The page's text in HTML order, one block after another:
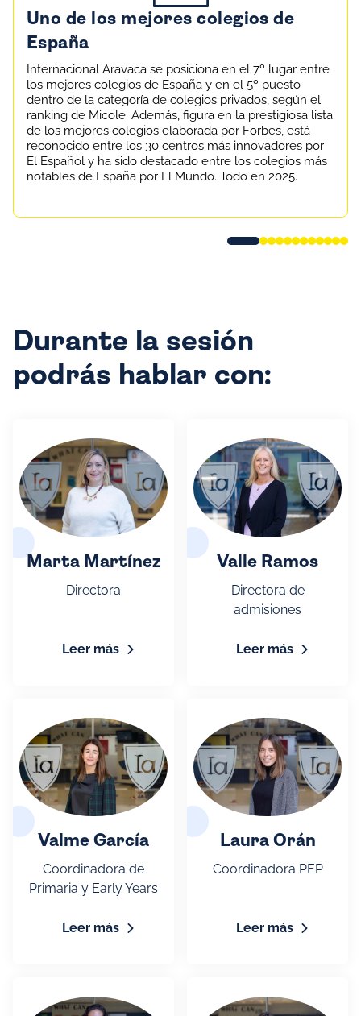
Uno de los mejores colegios de
España
Internacional Aravaca se posiciona en el 7º lugar entre
los mejores colegios de España y en el 5º puesto
dentro de la categoría de colegios privados, según el
ranking de Micole. Además, figura en la prestigiosa lista
de los mejores colegios elaborada por Forbes, está
reconocido entre los 30 centros más innovadores por
El Español y ha sido destacado entre los colegios más
notables de España por El Mundo. Todo en 2025.
Durante la sesión
podrás hablar con:
Marta Martínez
Directora
Leer más
Valle Ramos
Directora de
admisiones
Leer más
Valme García
Coordinadora de
Primaria y Early Years
Leer más
Laura Orán
Coordinadora PEP
Leer más